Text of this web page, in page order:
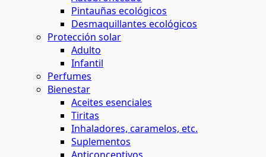
Pintauñas ecológicos
Desmaquillantes ecológicos
Protección solar
Adulto
Infantil
Perfumes
Bienestar
Aceites esenciales
Tiritas
Inhaladores, caramelos, etc.
Suplementos